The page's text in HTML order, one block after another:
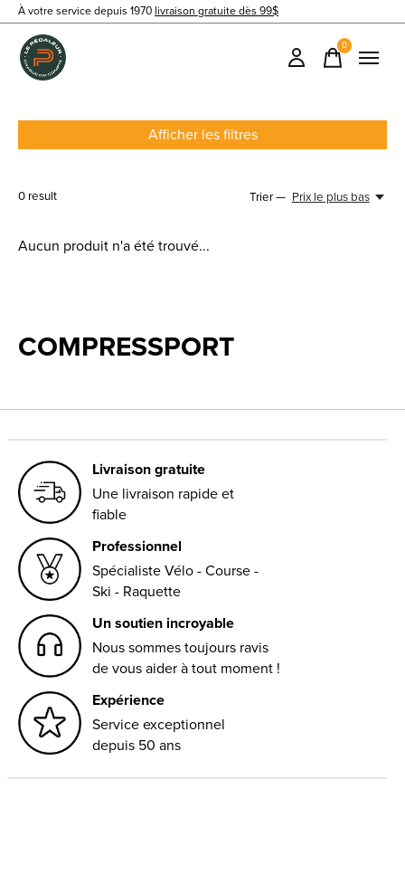
À votre service depuis 1970 livraison gratuite dès 99$
0items
Afficher les filtres
0 result Trier — Prix le plus bas
Aucun produit n'a été trouvé...
COMPRESSPORT
Livraison gratuite
Une livraison rapide et
fiable
Professionnel
Spécialiste Vélo - Course -
Ski - Raquette
Un soutien incroyable
Nous sommes toujours ravis
de vous aider à tout moment !
Expérience
Service exceptionnel
depuis 50 ans